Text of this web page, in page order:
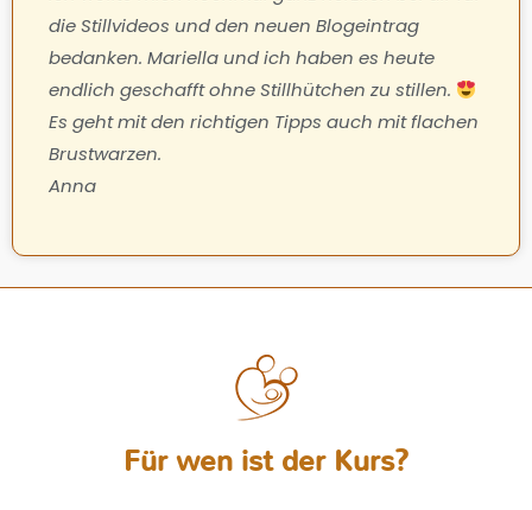
die Stillvideos und den neuen Blogeintrag
bedanken. Mariella und ich haben es heute
endlich geschafft ohne Stillhütchen zu stillen.
Es geht mit den richtigen Tipps auch mit flachen
Brustwarzen.
Anna
Für wen ist der Kurs?